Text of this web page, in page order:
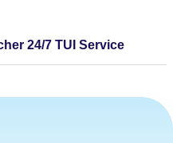
24/7 TUI Service